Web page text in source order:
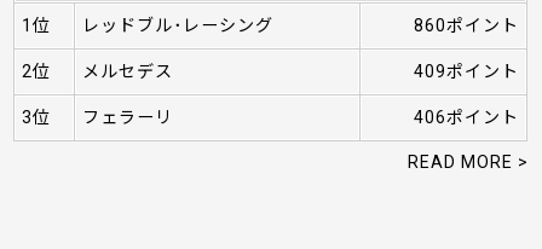
1位 レッドブル･レーシング 860ポイント
2位 メルセデス 409ポイント
3位 フェラーリ 406ポイント
READ MORE >